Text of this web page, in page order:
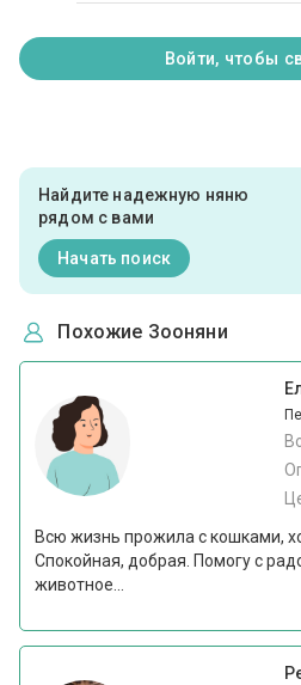
Войти, чтобы
Найдите надежную няню
рядом с вами
Начать поиск
Похожие Зооняни
Всю жизнь прожила с кошками,
Спокойная, добрая. Помогу с
животное...